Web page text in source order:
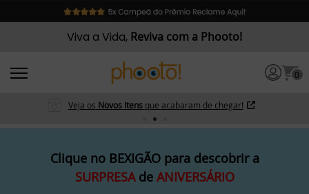
Viva a Vida, Reviva com a Phooto!
0
Veja os Novos Itens que acabaram de chegar!
Clique no BEXIGÃOpara descobrir a
SURPRESAde ANIVERSÁRIO